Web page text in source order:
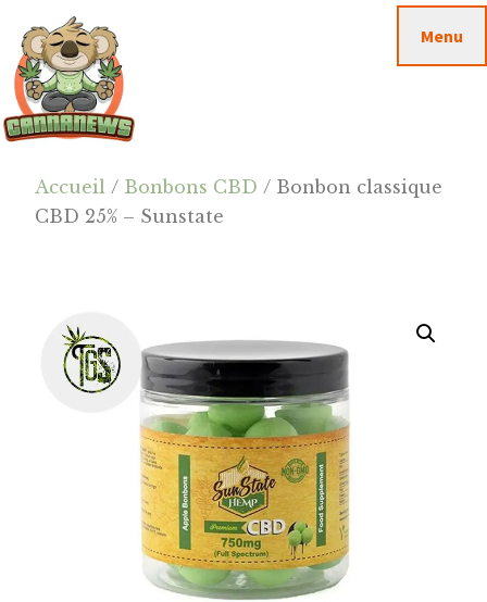
contenu
principal
barre
latérale
principale
footer
Cannanews.fr
Menu
Accueil / Bonbons CBD / Bonbon classique
CBD 25% – Sunstate